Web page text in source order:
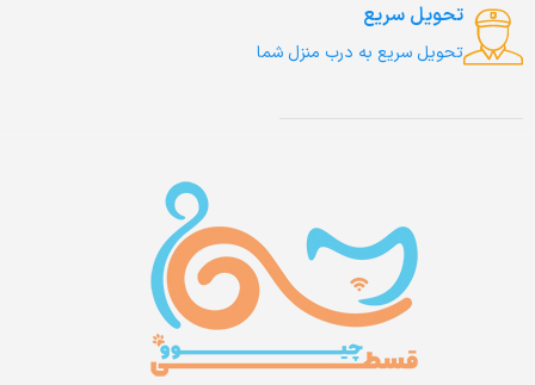
تحویل سریع
تحویل سریع به درب منزل شما